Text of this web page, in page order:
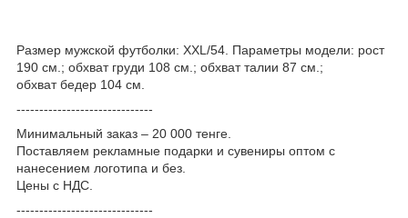
Размер мужской футболки: XXL/54. Параметры модели: рост
190 см.; обхват груди 108 см.; обхват талии 87 см.;
обхват бедер 104 см.
------------------------------
Минимальный заказ – 20 000 тенге.
Поставляем рекламные подарки и сувениры оптом с
нанесением логотипа и без.
Цены с НДС.
------------------------------